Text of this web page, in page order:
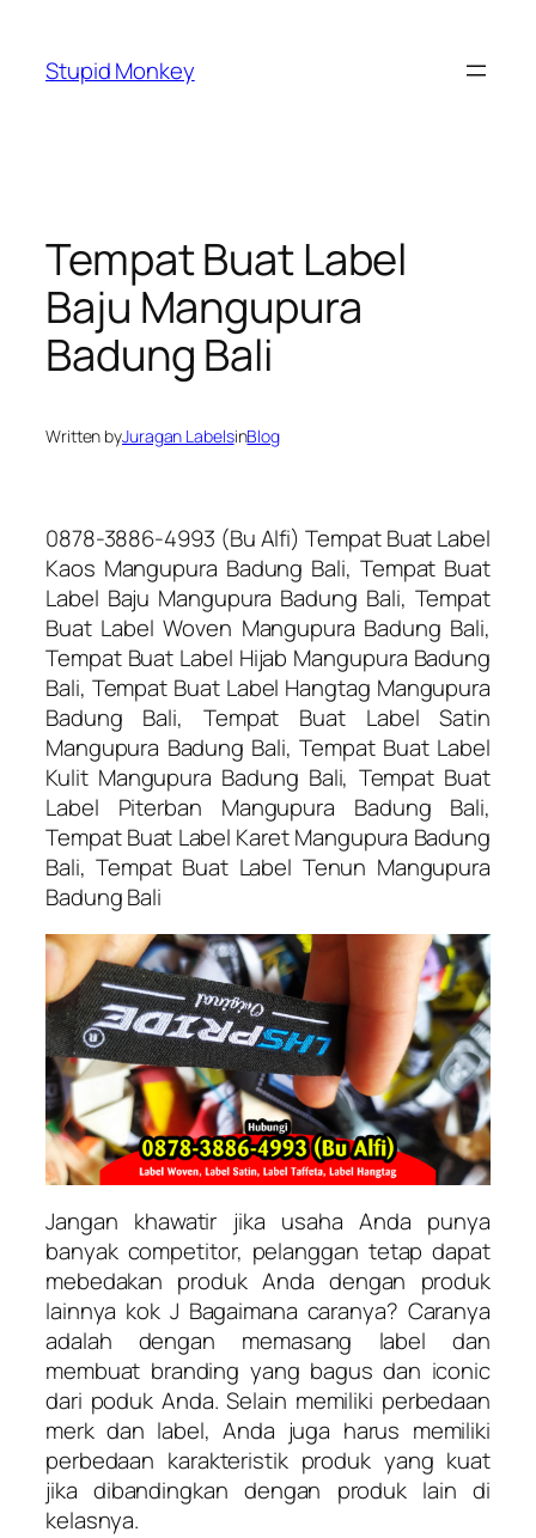
content
Stupid Monkey
Tempat Buat Label
Baju Mangupura
Badung Bali
Written byJuragan LabelsinBlog
0878-3886-4993 (Bu Alfi) Tempat Buat Label
Kaos Mangupura Badung Bali, Tempat Buat
Label Baju Mangupura Badung Bali, Tempat
Buat Label Woven Mangupura Badung Bali,
Tempat Buat Label Hijab Mangupura Badung
Bali, Tempat Buat Label Hangtag Mangupura
Badung Bali, Tempat Buat Label Satin
Mangupura Badung Bali, Tempat Buat Label
Kulit Mangupura Badung Bali, Tempat Buat
Label Piterban Mangupura Badung Bali,
Tempat Buat Label Karet Mangupura Badung
Bali, Tempat Buat Label Tenun Mangupura
Badung Bali
Jangan khawatir jika usaha Anda punya
banyak competitor, pelanggan tetap dapat
mebedakan produk Anda dengan produk
lainnya kok J Bagaimana caranya? Caranya
adalah dengan memasang label dan
membuat branding yang bagus dan iconic
dari poduk Anda. Selain memiliki perbedaan
merk dan label, Anda juga harus memiliki
perbedaan karakteristik produk yang kuat
jika dibandingkan dengan produk lain di
kelasnya.